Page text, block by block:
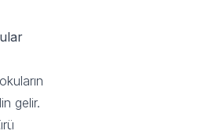
gelir.